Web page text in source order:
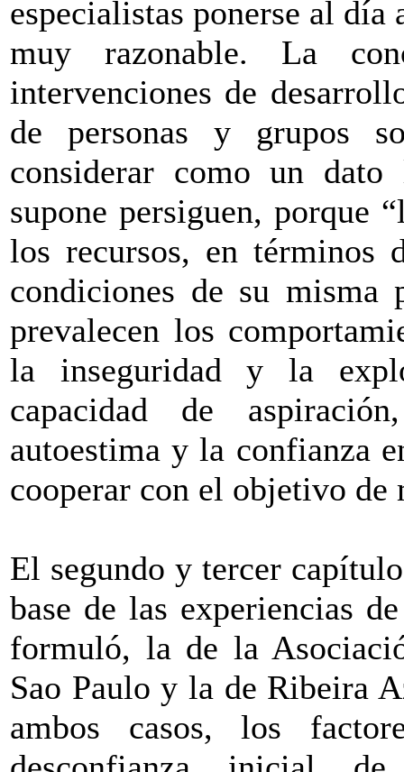
especialistas ponerse al día
muy razonable. La
intervenciones de
de personas y grupos
considerar como un
supone persiguen, porque
los recursos, en términos
condiciones de su misma
prevalecen los
la inseguridad y la
capacidad de
autoestima y la confianza
cooperar con el objetivo
El segundo y tercer
base de las experiencias
formuló, la de la
Sao Paulo y la de Ribeira
ambos casos, los